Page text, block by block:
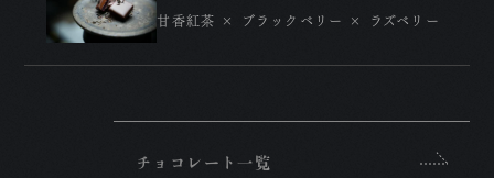
甘香紅茶 × ブラックベリー × ラズベリー
チョコレート一覧